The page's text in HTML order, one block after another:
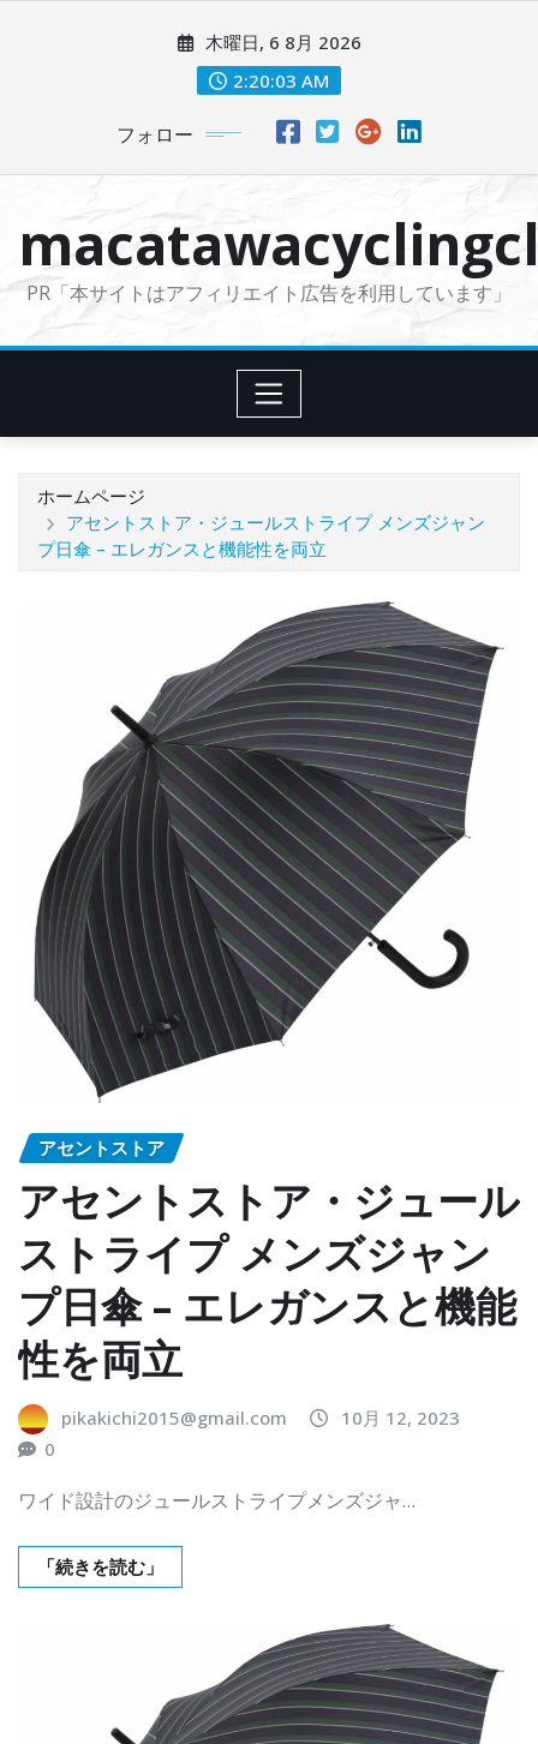
に
木曜日, 6 8月 2026
2:20:04 AM
フォロー
PR「本サイトはアフィリエイト広告を利用しています」
ホームページ
アセントストア・ジュールストライプ メンズジャン
プ日傘 – エレガンスと機能性を両立
アセントストア
アセントストア・ジュール
ストライプ メンズジャン
プ日傘 – エレガンスと機能
性を両立
pikakichi2015@gmail.com
10月 12, 2023
0
ワイド設計のジュールストライプメンズジャ…
「続きを読む」